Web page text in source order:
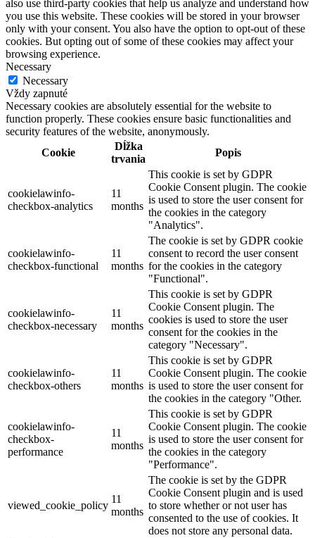
also use third-party cookies that help us analyze and understand how
you use this website. These cookies will be stored in your browser
only with your consent. You also have the option to opt-out of these
cookies. But opting out of some of these cookies may affect your
browsing experience.
Necessary
Necessary
Vždy zapnuté
Necessary cookies are absolutely essential for the website to
function properly. These cookies ensure basic functionalities and
security features of the website, anonymously.
Cookie
Dĺžka
trvania
Popis
cookielawinfo-
checkbox-analytics
11
months
This cookie is set by GDPR
Cookie Consent plugin. The cookie
is used to store the user consent for
the cookies in the category
"Analytics".
cookielawinfo-
checkbox-functional
11
months
The cookie is set by GDPR cookie
consent to record the user consent
for the cookies in the category
"Functional".
cookielawinfo-
checkbox-necessary
11
months
This cookie is set by GDPR
Cookie Consent plugin. The
cookies is used to store the user
consent for the cookies in the
category "Necessary".
cookielawinfo-
checkbox-others
11
months
This cookie is set by GDPR
Cookie Consent plugin. The cookie
is used to store the user consent for
the cookies in the category "Other.
cookielawinfo-
checkbox-
performance
11
months
This cookie is set by GDPR
Cookie Consent plugin. The cookie
is used to store the user consent for
the cookies in the category
"Performance".
viewed_cookie_policy
11
months
The cookie is set by the GDPR
Cookie Consent plugin and is used
to store whether or not user has
consented to the use of cookies. It
does not store any personal data.